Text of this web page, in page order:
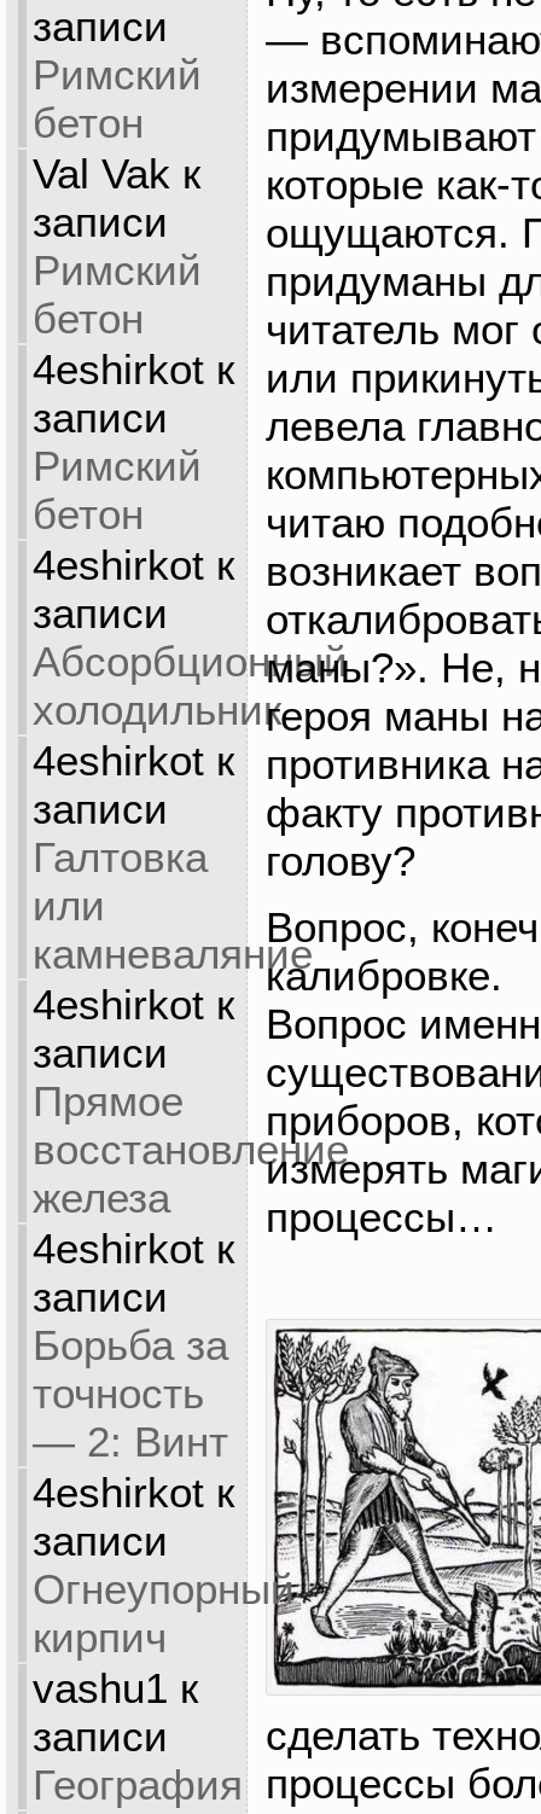
записи
Римский
бетон
Val Vak к
записи
Римский
бетон
4eshirkotк
записи
Римский
бетон
4eshirkotк
записи
Абсорбционный
холодильник
4eshirkotк
записи
Галтовка
или
камневаляние
4eshirkotк
записи
Прямое
восстановление
железа
4eshirkotк
записи
Борьба за
точность
— 2: Винт
4eshirkotк
записи
Огнеупорный
кирпич
vashu1 к
записи
География
—
измерении
придумывают
которые как-
ощущаются.
придуманы
читатель мог
или
левела
читаю
возникает
маны?». Не,
героя маны
противника
факту
голову?
Вопрос,
калибровке.
Вопрос
приборов,
измерять
процессы…
сделать
процессы